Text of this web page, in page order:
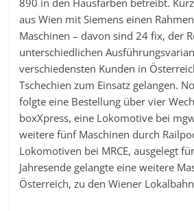
890 in den Hausfarben betreibt.
aus Wien mit Siemens einen
Maschinen – davon sind 24 fix, der
unterschiedlichen
verschiedensten Kunden in
Tschechien zum Einsatz gelangen.
folgte eine Bestellung über vier
boxXpress, eine Lokomotive bei
weitere fünf Maschinen durch
Lokomotiven bei MRCE, ausgelegt
Jahresende gelangte eine weitere
Österreich, zu den Wiener